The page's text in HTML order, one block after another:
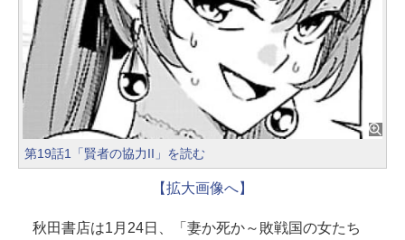
第19話1「賢者の協力II」を読む
【拡大画像へ】
秋田書店は1月24日、「妻か死か～敗戦国の女たち